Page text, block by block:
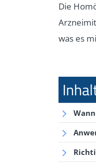
Die
was es